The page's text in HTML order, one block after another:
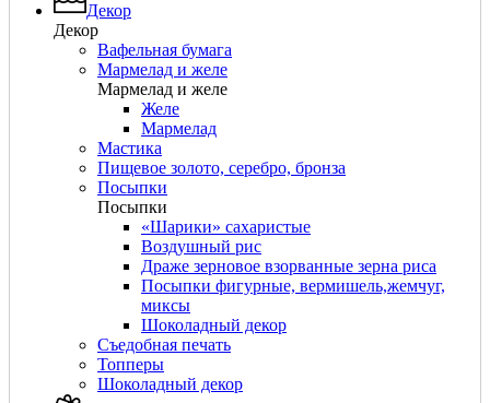
Декор
Декор
Вафельная бумага
Мармелад и желе
Мармелад и желе
Желе
Мармелад
Мастика
Пищевое золото, серебро, бронза
Посыпки
Посыпки
«Шарики» сахаристые
Воздушный рис
Драже зерновое взорванные зерна риса
Посыпки фигурные, вермишель,жемчуг,
миксы
Шоколадный декор
Съедобная печать
Топперы
Шоколадный декор